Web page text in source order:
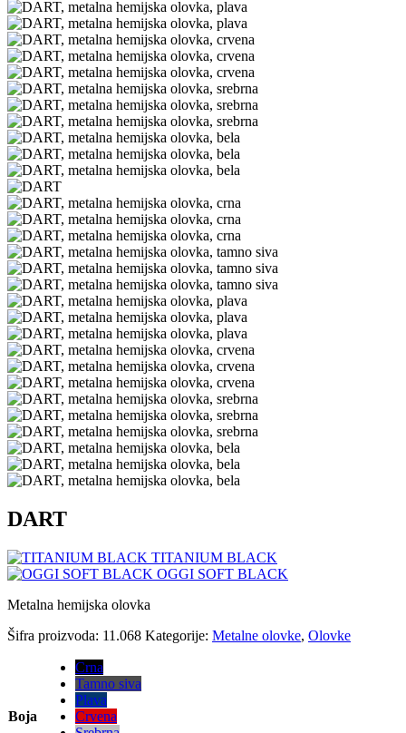
DART
TITANIUM BLACK
OGGI SOFT BLACK
Metalna hemijska olovka
Šifra proizvoda: 11.068 Kategorije: Metalne olovke, Olovke
Boja
Crna
Tamno siva
Plava
Crvena